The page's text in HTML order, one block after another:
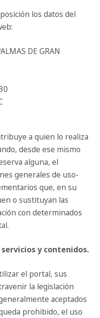
los datos del
DE GRAN
a quien lo realiza
desde ese mismo
alguna, el
generales de uso-
que, en su
o sustituyan las
con determinados
servicios y contenidos.
el portal, sus
la legislación
aceptados
prohibido, el uso